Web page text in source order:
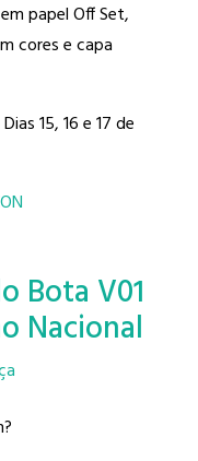
papel Off Set,
cores e capa
15, 16 e 17 de
Bota V01
Nacional